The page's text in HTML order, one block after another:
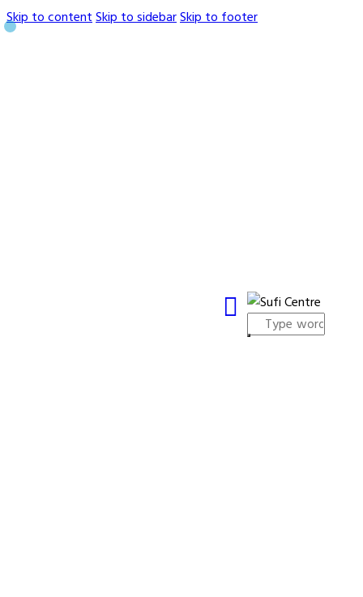
Skip to contentSkip to sidebarSkip to footer